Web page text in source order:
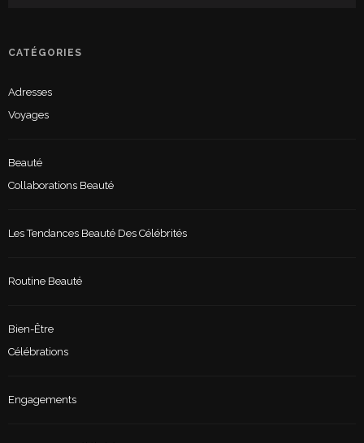
CATÉGORIES
Adresses
Voyages
Beauté
Collaborations Beauté
Les Tendances Beauté Des Célébrités
Routine Beauté
Bien-Être
Célébrations
Engagements